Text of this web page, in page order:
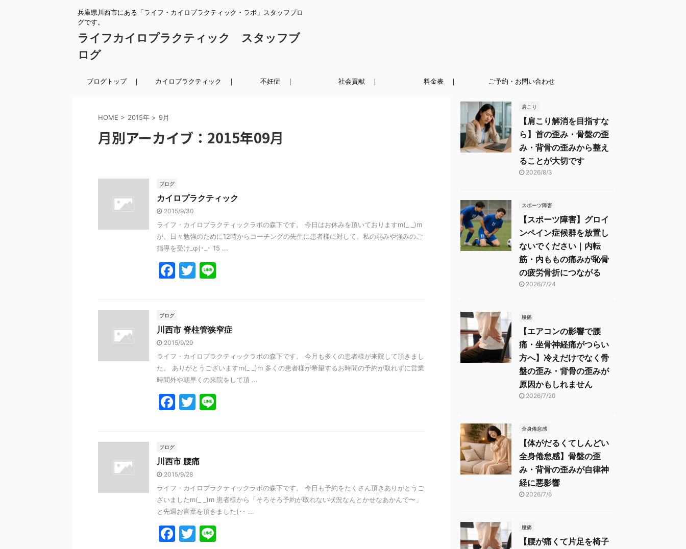
兵庫県川西市にある「ライフ・カイロプラクティック・ラボ」スタッフブロ
グです。
ライフカイロプラクティック スタッフブ
ログ
ブログトップ ｜ カイロプラクティック ｜ 不妊症 ｜ 社会貢献 ｜ 料金表 ｜ ご予約・お問い合わせ
HOME > 2015年 > 9月
月別アーカイブ：2015年09月
ブログ
カイロプラクティック
2015/9/30
ライフ・カイロプラクティックラボの森下です。 今日はお休みを頂いておりますm(_ _)m
が、日々勉強のために12時からコーチングの先生に患者様に対して、私の弱みや強みのご
指導を受け_φ(･_･ 15 ...
F
b
o
o
k
T
ブログ
川西市 脊柱管狭窄症
2015/9/29
ライフ・カイロプラクティックラボの森下です。 今月も多くの患者様が来院して頂きまし
た。 ありがとうございますm(_ _)m 多くの患者様が希望するお時間の予約が取れずに営業
時間外や朝早くの来院をして頂 ...
F
b
o
o
k
T
ブログ
川西市 腰痛
2015/9/28
ライフ・カイロプラクティックラボの森下です。 今日も予約をたくさん頂きありがとうご
ざいましたm(_ _)m 患者様から「そろそろ予約が取れない状況なんとかせなあかんで〜」
と先週お言葉を頂きました(･･ ...
F
T
肩こり
【肩こり解消を目指すな
ら】首の歪み・骨盤の歪
み・背骨の歪みから整え
ることが大切です
2026/8/3
スポーツ障害
【スポーツ障害】グロイ
ンペイン症候群を放置し
ないでください｜内転
筋・内ももの痛みが恥骨
の疲労骨折につながる
2026/7/24
腰痛
【エアコンの影響で腰
痛・坐骨神経痛がつらい
方へ】冷えだけでなく骨
盤の歪み・背骨の歪みが
原因かもしれません
2026/7/20
全身倦怠感
【体がだるくてしんどい
全身倦怠感】骨盤の歪
み・背骨の歪みが自律神
経に悪影響
2026/7/6
腰痛
【腰が痛くて片足を椅子